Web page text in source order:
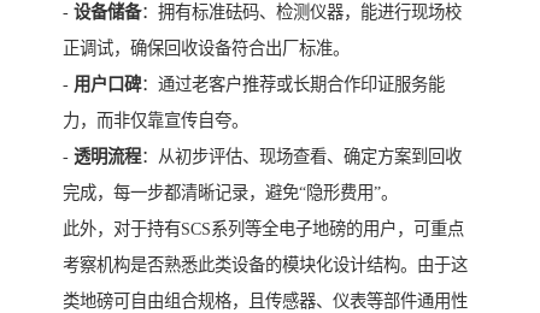
- 设备储备：拥有标准砝码、检测仪器，能进行现场校
正调试，确保回收设备符合出厂标准。
- 用户口碑：通过老客户推荐或长期合作印证服务能
力，而非仅靠宣传自夸。
- 透明流程：从初步评估、现场查看、确定方案到回收
完成，每一步都清晰记录，避免“隐形费用”。
此外，对于持有SCS系列等全电子地磅的用户，可重点
考察机构是否熟悉此类设备的模块化设计结构。由于这
类地磅可自由组合规格，且传感器、仪表等部件通用性